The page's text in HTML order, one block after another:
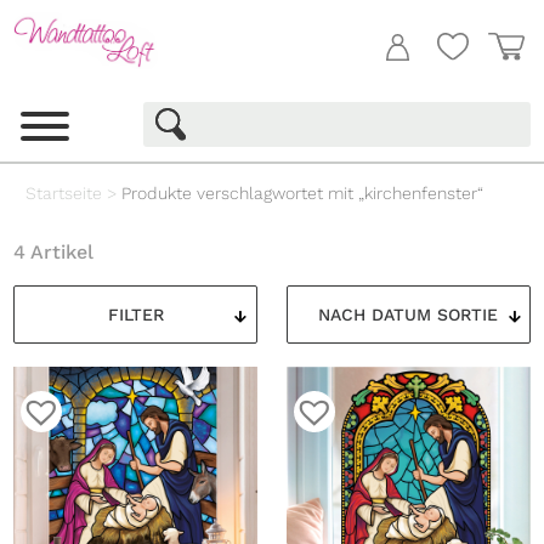
Startseite > Produkte verschlagwortet mit „kirchenfenster“
FILTER
4 Artikel